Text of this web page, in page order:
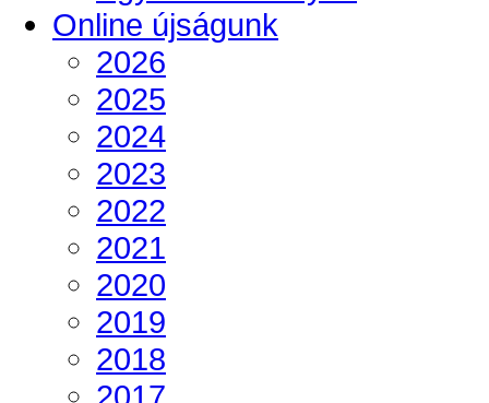
Online újságunk
2026
2025
2024
2023
2022
2021
2020
2019
2018